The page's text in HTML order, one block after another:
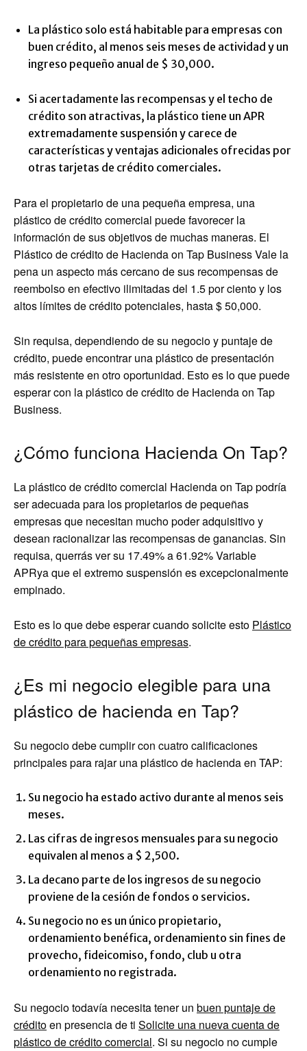
La plástico solo está habitable para empresas con
buen crédito, al menos seis meses de actividad y un
ingreso pequeño anual de $ 30,000.
Si acertadamente las recompensas y el techo de
crédito son atractivas, la plástico tiene un APR
extremadamente suspensión y carece de
características y ventajas adicionales ofrecidas por
otras tarjetas de crédito comerciales.
Para el propietario de una pequeña empresa, una
plástico de crédito comercial puede favorecer la
información de sus objetivos de muchas maneras. El
Plástico de crédito de Hacienda on Tap BusinessVale la
pena un aspecto más cercano de sus recompensas de
reembolso en efectivo ilimitadas del 1.5 por ciento y los
altos límites de crédito potenciales, hasta $ 50,000.
Sin requisa, dependiendo de su negocio y puntaje de
crédito, puede encontrar una plástico de presentación
más resistente en otro oportunidad. Esto es lo que puede
esperar con la plástico de crédito de Hacienda on Tap
Business.
¿Cómo funciona Hacienda On Tap?
La plástico de crédito comercial Hacienda on Tap podría
ser adecuada para los propietarios de pequeñas
empresas que necesitan mucho poder adquisitivo y
desean racionalizar las recompensas de ganancias. Sin
requisa, querrás ver su 17.49% a 61.92% Variable
APRya que el extremo suspensión es excepcionalmente
empinado.
Esto es lo que debe esperar cuando solicite esto Plástico
de crédito para pequeñas empresas.
¿Es mi negocio elegible para una
plástico de hacienda en Tap?
Su negocio debe cumplir con cuatro calificaciones
principales para rajar una plástico de hacienda en TAP:
Su negocio ha estado activo durante al menos seis
meses.
Las cifras de ingresos mensuales para su negocio
equivalen al menos a $ 2,500.
La decano parte de los ingresos de su negocio
proviene de la cesión de fondos o servicios.
Su negocio no es un único propietario,
ordenamiento benéfica, ordenamiento sin fines de
provecho, fideicomiso, fondo, club u otra
ordenamiento no registrada.
Su negocio todavía necesita tener un buen puntaje de
créditoen presencia de ti Solicite una nueva cuenta de
plástico de crédito comercial. Si su negocio no cumple